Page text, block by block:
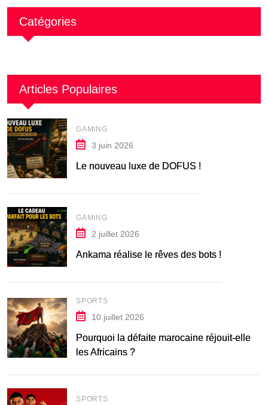
Catégories
Articles Populaires
GAMING
3 juin 2026
Le nouveau luxe de DOFUS !
GAMING
2 juillet 2026
Ankama réalise le rêves des bots !
SPORTS
10 juillet 2026
Pourquoi la défaite marocaine réjouit-elle
les Africains ?
SPORTS